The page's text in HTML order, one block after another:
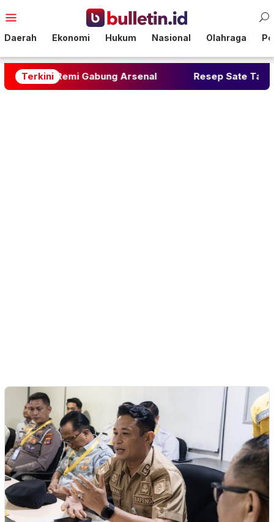
ke
Mobile
Daerah Ekonomi Hukum Nasional Olahraga
Terkini
Remi Gabung Arsenal Resep Sate Taichan